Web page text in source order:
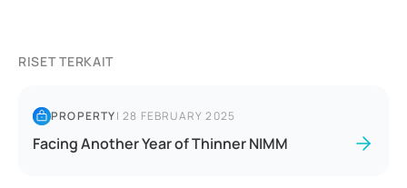
RISET TERKAIT
PROPERTY|28 FEBRUARY 2025
Facing Another Year of Thinner NIMM